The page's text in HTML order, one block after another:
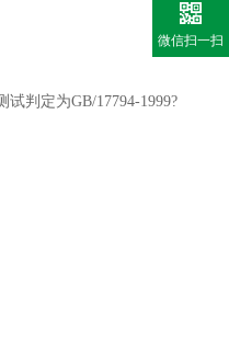
判定为GB/17794-1999?
微信扫一扫